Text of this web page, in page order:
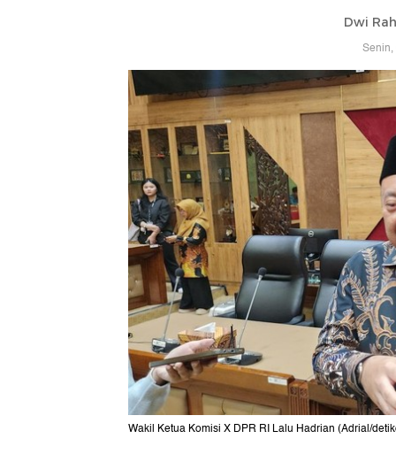
Dwi
Wakil Ketua Komisi X DPR RI Lalu Hadrian (Adrial/